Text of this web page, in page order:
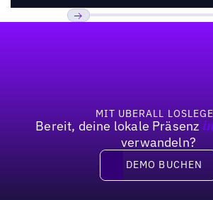
MIT UBERALL
Bereit, deine lokale Präsenz
verwandeln?
DEMO BUCHEN
DEMO BUCHEN